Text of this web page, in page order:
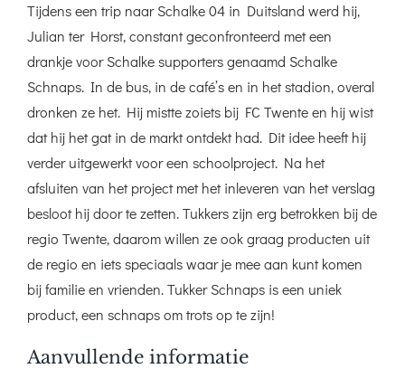
Tijdens een trip naar Schalke 04 in Duitsland werd hij,
Julian ter Horst, constant geconfronteerd met een
drankje voor Schalke supporters genaamd Schalke
Schnaps. In de bus, in de café’s en in het stadion, overal
dronken ze het. Hij mistte zoiets bij FC Twente en hij wist
dat hij het gat in de markt ontdekt had. Dit idee heeft hij
verder uitgewerkt voor een schoolproject. Na het
afsluiten van het project met het inleveren van het verslag
besloot hij door te zetten. Tukkers zijn erg betrokken bij de
regio Twente, daarom willen ze ook graag producten uit
de regio en iets speciaals waar je mee aan kunt komen
bij familie en vrienden. Tukker Schnaps is een uniek
product, een schnaps om trots op te zijn!
Aanvullende informatie